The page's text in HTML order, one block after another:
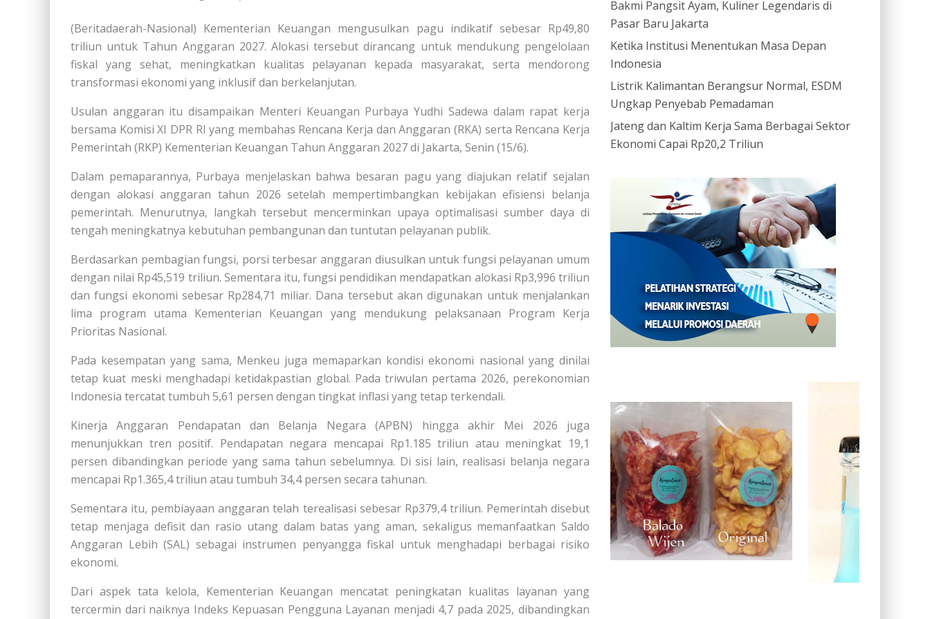
(Beritadaerah-Nasional) Kementerian Keuangan mengusulkan pagu indikatif sebesar Rp49,80
triliun untuk Tahun Anggaran 2027. Alokasi tersebut dirancang untuk mendukung pengelolaan
fiskal yang sehat, meningkatkan kualitas pelayanan kepada masyarakat, serta mendorong
transformasi ekonomi yang inklusif dan berkelanjutan.
Usulan anggaran itu disampaikan Menteri Keuangan Purbaya Yudhi Sadewa dalam rapat kerja
bersama Komisi XI DPR RI yang membahas Rencana Kerja dan Anggaran (RKA) serta Rencana Kerja
Pemerintah (RKP) Kementerian Keuangan Tahun Anggaran 2027 di Jakarta, Senin (15/6).
Dalam pemaparannya, Purbaya menjelaskan bahwa besaran pagu yang diajukan relatif sejalan
dengan alokasi anggaran tahun 2026 setelah mempertimbangkan kebijakan efisiensi belanja
pemerintah. Menurutnya, langkah tersebut mencerminkan upaya optimalisasi sumber daya di
tengah meningkatnya kebutuhan pembangunan dan tuntutan pelayanan publik.
Berdasarkan pembagian fungsi, porsi terbesar anggaran diusulkan untuk fungsi pelayanan umum
dengan nilai Rp45,519 triliun. Sementara itu, fungsi pendidikan mendapatkan alokasi Rp3,996 triliun
dan fungsi ekonomi sebesar Rp284,71 miliar. Dana tersebut akan digunakan untuk menjalankan
lima program utama Kementerian Keuangan yang mendukung pelaksanaan Program Kerja
Prioritas Nasional.
Pada kesempatan yang sama, Menkeu juga memaparkan kondisi ekonomi nasional yang dinilai
tetap kuat meski menghadapi ketidakpastian global. Pada triwulan pertama 2026, perekonomian
Indonesia tercatat tumbuh 5,61 persen dengan tingkat inflasi yang tetap terkendali.
Kinerja Anggaran Pendapatan dan Belanja Negara (APBN) hingga akhir Mei 2026 juga
menunjukkan tren positif. Pendapatan negara mencapai Rp1.185 triliun atau meningkat 19,1
persen dibandingkan periode yang sama tahun sebelumnya. Di sisi lain, realisasi belanja negara
mencapai Rp1.365,4 triliun atau tumbuh 34,4 persen secara tahunan.
Sementara itu, pembiayaan anggaran telah terealisasi sebesar Rp379,4 triliun. Pemerintah disebut
tetap menjaga defisit dan rasio utang dalam batas yang aman, sekaligus memanfaatkan Saldo
Anggaran Lebih (SAL) sebagai instrumen penyangga fiskal untuk menghadapi berbagai risiko
ekonomi.
Dari aspek tata kelola, Kementerian Keuangan mencatat peningkatan kualitas layanan yang
tercermin dari naiknya Indeks Kepuasan Pengguna Layanan menjadi 4,7 pada 2025, dibandingkan
Bakmi Pangsit Ayam, Kuliner Legendaris di
Pasar Baru Jakarta
Ketika Institusi Menentukan Masa Depan
Indonesia
Listrik Kalimantan Berangsur Normal, ESDM
Ungkap Penyebab Pemadaman
Jateng dan Kaltim Kerja Sama Berbagai Sektor
Ekonomi Capai Rp20,2 Triliun